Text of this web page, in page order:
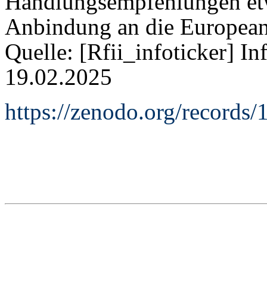
Anbindung an die
Quelle: [Rfii_infoticker]
19.02.2025
https://zenodo.org/records/